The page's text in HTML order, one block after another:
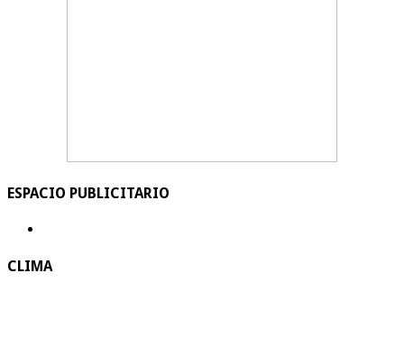
ESPACIO PUBLICITARIO
CLIMA